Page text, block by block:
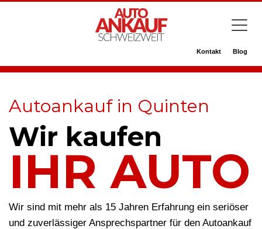
Kontakt Blog
Autoankauf in Quinten
Wir kaufen
IHR AUTO
Wir sind mit mehr als 15 Jahren Erfahrung ein seriöser
und zuverlässiger Ansprechspartner für den Autoankauf